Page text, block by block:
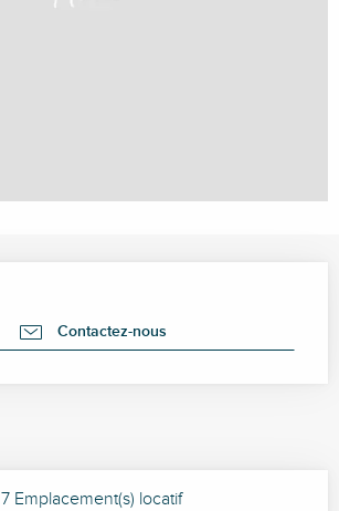
Contactez-nous
7 Emplacement(s) locatif